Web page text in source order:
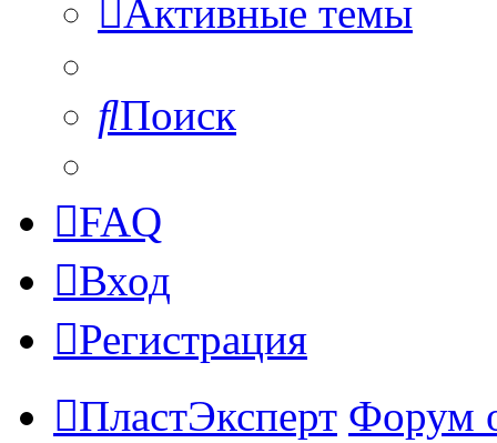
Активные темы
Поиск
FAQ
Вход
Регистрация
ПластЭксперт Форум